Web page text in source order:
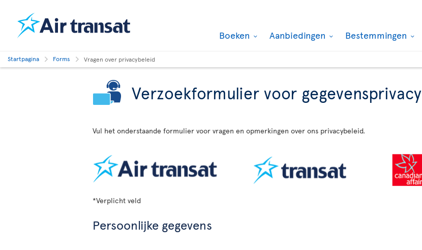
Boeken Aanbiedingen Bestemmingen
Startpagina Forms Vragen over privacybeleid
Verzoekformulier voor gegevensprivacy
Vul het onderstaande formulier voor vragen en opmerkingen over ons privacybeleid.
*Verplicht veld
Persoonlijke gegevens